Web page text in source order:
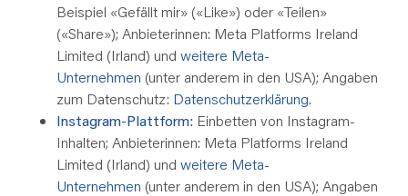
Beispiel «Gefällt mir» («Like») oder «Teilen»
(«Share»); Anbieterinnen: Meta Platforms Ireland
Limited (Irland) undweitere Meta-
Unternehmen (unter anderem in den USA); Angaben
zum Datenschutz: Datenschutzerklärung.
Instagram-Plattform: Einbetten von Instagram-
Inhalten; Anbieterinnen: Meta Platforms Ireland
Limited (Irland) undweitere Meta-
Unternehmen (unter anderem in den USA); Angaben